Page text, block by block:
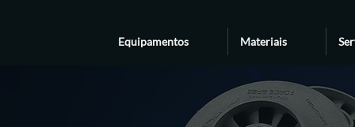
Equipamentos Materiais